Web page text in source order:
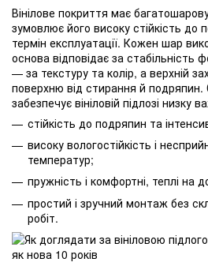
Вінілове покриття має
зумовлює його високу стійкість до
термін експлуатації. Кожен шар
основа відповідає за
— за текстуру та колір, а верхній
поверхню від стирання й подряпин.
забезпечує вініловій підлозі низку
стійкість до подряпин та
високу вологостійкість і
температур;
пружність і комфортні, теплі на
простий і зручний монтаж без
робіт.